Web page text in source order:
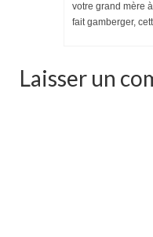
votre grand mère
fait gamberger,
Laisser un